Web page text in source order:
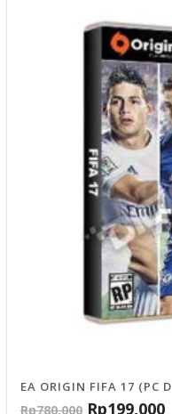
EA ORIGIN FIFA 17 (PC
Rp780,000 Rp199,000